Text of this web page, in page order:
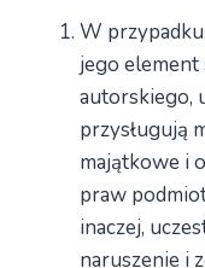
W
jego
autorskiego,
przysługują
majątkowe i
praw
inaczej,
naruszenie i